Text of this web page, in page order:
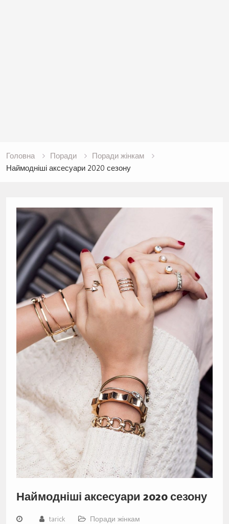
Головна Поради
Поради жінкам
Наймодніші аксесуари 2020 сезону
Наймодніші аксесуари 2020 сезону
tarick Поради жінкам